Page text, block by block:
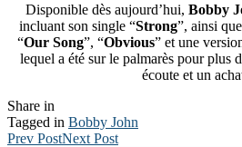
Disponible dès aujourd’hui, Bobby
incluant son single “Strong”, ainsi
“Our Song”, “Obvious” et une
lequel a été sur le palmarès pour plus
écoute et un
Share in
Tagged in Bobby John
Prev PostNext Post